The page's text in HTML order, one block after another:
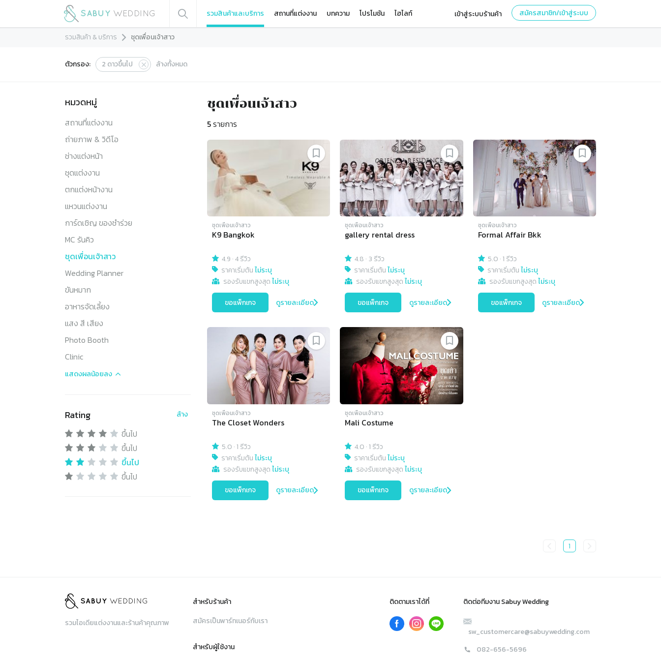
รวมสินค้าและบริการ สถานที่แต่งงาน บทความ โปรโมชัน ไฮไลท์ เข้าสู่ระบบร้านค้า สมัครสมาชิก/เข้าสู่ระบบ
รวมสินค้า & บริการ ชุดเพื่อนเจ้าสาว
ตัวกรอง: 2 ดาวขึ้นไป ล้างทั้งหมด
หมวดหมู่
สถานที่แต่งงาน
ถ่ายภาพ & วิดีโอ
ช่างแต่งหน้า
ชุดแต่งงาน
ตกแต่งหน้างาน
แหวนแต่งงาน
การ์ดเชิญ ของชำร่วย
MC รันคิว
ชุดเพื่อนเจ้าสาว
Wedding Planner
ขันหมาก
อาหารจัดเลี้ยง
แสง สี เสียง
Photo Booth
Clinic
แสดงผลน้อยลง
Rating ล้าง
ขึ้นไป
ขึ้นไป
ขึ้นไป
ขึ้นไป
ชุดเพื่อนเจ้าสาว
5รายการ
ชุดเพื่อนเจ้าสาว
K9 Bangkok
4.9 ·4 รีวิว
ราคาเริ่มต้นไม่ระบุ
รองรับแขกสูงสุดไม่ระบุ
ขอแพ็กเกจ ดูรายละเอียด
ชุดเพื่อนเจ้าสาว
gallery rental dress
4.8 · 3 รีวิว
ราคาเริ่มต้นไม่ระบุ
รองรับแขกสูงสุดไม่ระบุ
ขอแพ็กเกจ ดูรายละเอียด
ชุดเพื่อนเจ้าสาว
Formal Affair Bkk
5.0 ·1 รีวิว
ราคาเริ่มต้นไม่ระบุ
รองรับแขกสูงสุดไม่ระบุ
ขอแพ็กเกจ ดูรายละเอียด
ชุดเพื่อนเจ้าสาว
The Closet Wonders
5.0 ·1 รีวิว
ราคาเริ่มต้นไม่ระบุ
รองรับแขกสูงสุดไม่ระบุ
ขอแพ็กเกจ ดูรายละเอียด
ชุดเพื่อนเจ้าสาว
Mali Costume
4.0 ·1 รีวิว
ราคาเริ่มต้นไม่ระบุ
รองรับแขกสูงสุดไม่ระบุ
ขอแพ็กเกจ ดูรายละเอียด
1
รวมไอเดียแต่งงานและร้านค้าคุณภาพ
สำหรับร้านค้า
สมัครเป็นพาร์ทเนอร์กับเรา
สำหรับผู้ใช้งาน
ติดตามเราได้ที่ ติดต่อทีมงาน Sabuy Wedding
sw_customercare@sabuywedding.com
082-656-5696